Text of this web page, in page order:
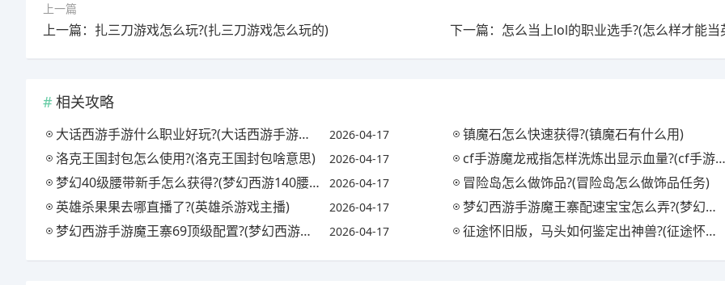
上一篇
上一篇：扎三刀游戏怎么玩?(扎三刀游戏怎么玩的)
相关攻略
大话西游手游什么职业好玩?(大话西游手游什么职业好玩不花钱2026年) 2026-04-17
镇魔石怎么快速获得?(镇魔石有什么用)
洛克王国封包怎么使用?(洛克王国封包啥意思)
2026-04-17
cf手游魔龙戒指怎样洗炼出显示血量?(cf手游中魔龙戒指怎样洗才能看见敌方血量)
梦幻40级腰带新手怎么获得?(梦幻西游140腰带)
2026-04-17
冒险岛怎么做饰品?(冒险岛怎么做饰品任务)
英雄杀果果去哪直播了?(英雄杀游戏主播)
2026-04-17
梦幻西游手游魔王寨配速宝宝怎么弄?(梦幻西游手游魔王寨带什么宝宝)
梦幻西游手游魔王寨69顶级配置?(梦幻西游手游魔王寨69攻略)
2026-04-17 征途怀旧版，马头如何鉴定出神兽?(征途怀旧马匹装备在哪打造)